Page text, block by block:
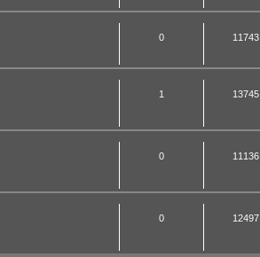
0 11743
1 13745
0 11136
0 12497